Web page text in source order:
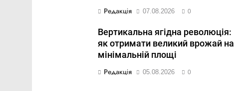
Редакція 07.08.2026 0
Вертикальна ягідна революція:
як отримати великий врожай на
мінімальній площі
Редакція 05.08.2026 0